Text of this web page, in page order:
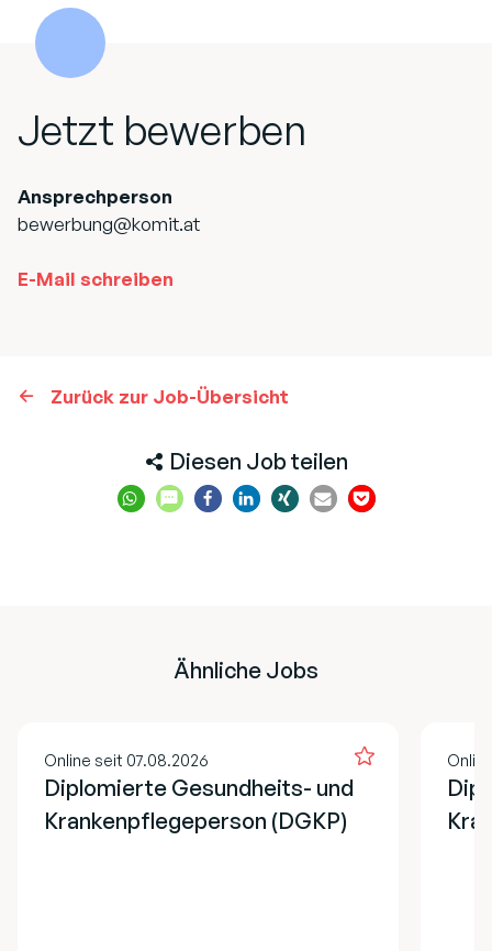
Jetzt bewerben
Ansprechperson
bewerbung@komit.at
E-Mail schreiben
Zurück zur Job-Übersicht
Diesen Job teilen
Ähnliche Jobs
Online seit 07.08.2026
Diplomierte Gesundheits- und
Krankenpflegeperson (DGKP)